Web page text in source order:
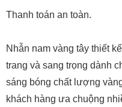
Thanh toán an toàn.
Nhẫn nam vàng tây thiết
trang và sang trọng dành
sáng bóng chất lượng
khách hàng ưa chuộng